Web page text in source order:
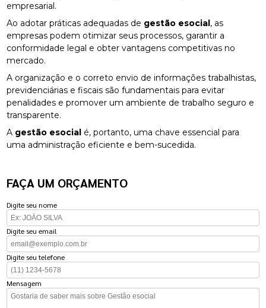
empresarial.
Ao adotar práticas adequadas de gestão esocial , as
empresas podem otimizar seus processos, garantir a
conformidade legal e obter vantagens competitivas no
mercado.
A organização e o correto envio de informações trabalhistas,
previdenciárias e fiscais são fundamentais para evitar
penalidades e promover um ambiente de trabalho seguro e
transparente.
A gestão esocial é, portanto, uma chave essencial para
uma administração eficiente e bem-sucedida.
FAÇA UM ORÇAMENTO
Digite seu nome
Digite seu email
Digite seu telefone
Mensagem